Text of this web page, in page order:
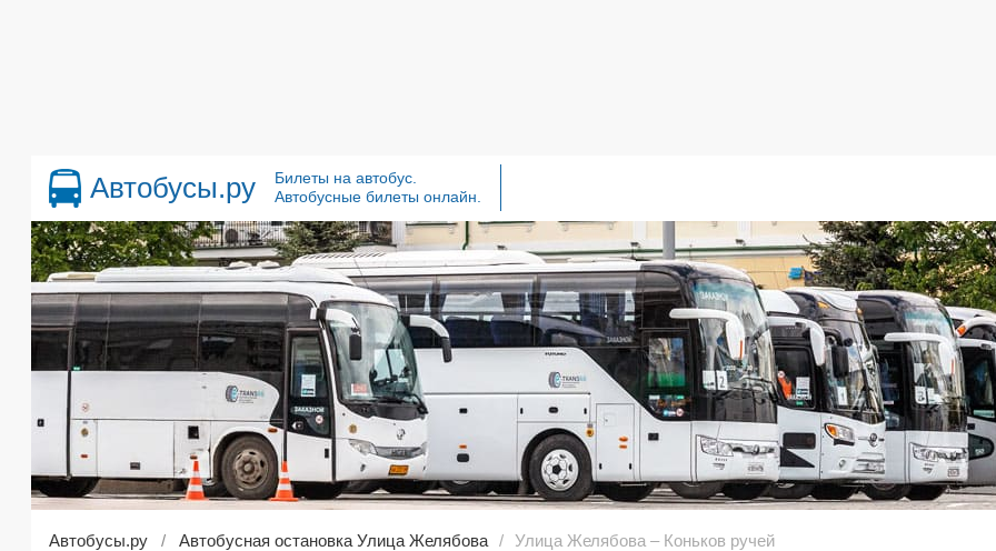
Автобусы.ру
Билеты на автобус.
Автобусные билеты онлайн.
Автобусы.ру Автобусная остановка Улица Желябова Улица Желябова – Коньков ручей